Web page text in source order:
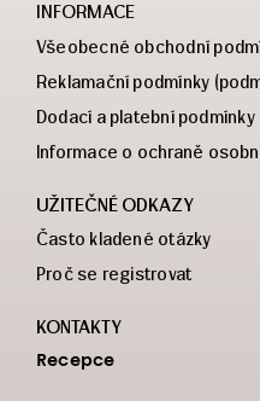
INFORMACE
Všeobecné obchodní
Reklamační podmínky
Dodací a platební podmínky
Informace o ochraně
UŽITEČNÉ ODKAZY
Často kladené otázky
Proč se registrovat
KONTAKTY
Recepce